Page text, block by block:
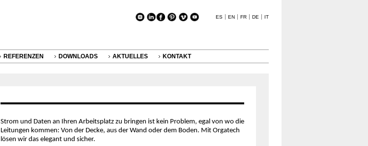
ES EN FR DE IT
REFERENZEN DOWNLOADS AKTUELLES KONTAKT
Strom und Daten an Ihren Arbeitsplatz zu bringen ist kein Problem, egal von wo die
Leitungen kommen: Von der Decke, aus der Wand oder dem Boden. Mit Orgatech
lösen wir das elegant und sicher.